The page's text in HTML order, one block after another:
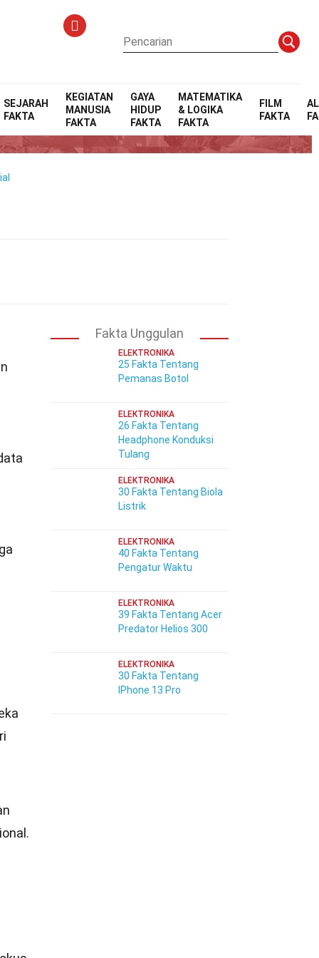
SEJARAH
FAKTA
KEGIATAN
MANUSIA
FAKTA
GAYA
HIDUP
FAKTA
MATEMATIKA
& LOGIKA
FAKTA
FILM
FAKTA
Fakta Unggulan
ELEKTRONIKA
25 Fakta Tentang
Pemanas Botol
ELEKTRONIKA
26 Fakta Tentang
Headphone Konduksi
Tulang
ELEKTRONIKA
30 Fakta Tentang Biola
Listrik
ELEKTRONIKA
40 Fakta Tentang
Pengatur Waktu
ELEKTRONIKA
39 Fakta Tentang Acer
Predator Helios 300
ELEKTRONIKA
30 Fakta Tentang
IPhone 13 Pro